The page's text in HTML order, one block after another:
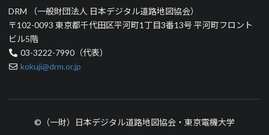
DRM （一般財団法人 日本デジタル道路地図協会）
〒102-0093 東京都千代田区平河町1丁目3番13号 平河町フロント
ビル5階
03-3222-7990（代表）
kokuji@drm.or.jp
©（一財）日本デジタル道路地図協会・東京電機大学